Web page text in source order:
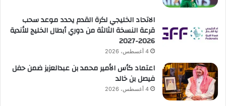
الاتحاد الخليجي لكرة القدم يحدد موعد سحب
قرعة النسخة الثالثة من دوري أبطال الخليج للأندية
2026-2027
4 أغسطس، 2026
اعتماد كأس الأمير محمد بن عبدالعزيز ضمن حفل
فيصل بن خالد
4 أغسطس، 2026